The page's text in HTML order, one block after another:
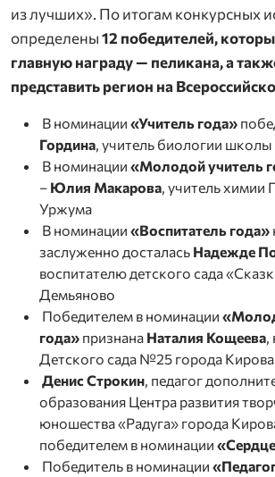
из лучших». По итогам конкурсных
определены12 победителей,
главную награду — пеликана, а
представить регион на
В номинации «Учитель года»
Гордина , учитель биологии
В номинации «Молодой учитель
– Юлия Макарова , учитель химии
Уржума
В номинации «Воспитатель года»
заслуженно досталась Надежде
воспитателю детского сада
Демьяново
Победителем в номинации
года» признана Наталия Кощеева
Детского сада №25 города Кирова
Денис Строкин , педагог
образования Центра развития
юношества «Радуга» города
победителем в номинации
Победитель в номинации